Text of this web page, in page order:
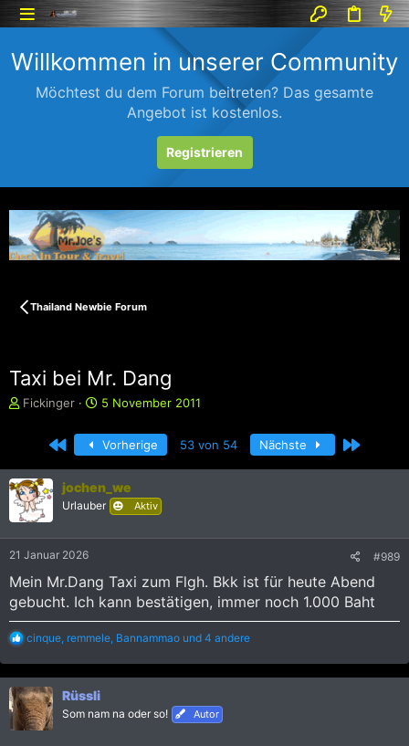
Willkommen in unserer Community
Möchtest du dem Forum beitreten? Das gesamte
Angebot ist kostenlos.
Registrieren
Thailand Newbie Forum
Taxi bei Mr. Dang
E
e
l
l
e
Fickinger
E
s
t
e
l
5 November 2011
Erste Vorherige 53 von 54 Nächste Letzte
jochen_we
Urlauber Aktiv
21 Januar 2026 #989
Mein Mr.Dang Taxi zum Flgh. Bkk ist für heute Abend
gebucht. Ich kann bestätigen, immer noch 1.000 Baht
R
a
k
t
i
o
cinque remmele Bannammao und 4 andere
Rüssli
Som nam na oder so! Autor